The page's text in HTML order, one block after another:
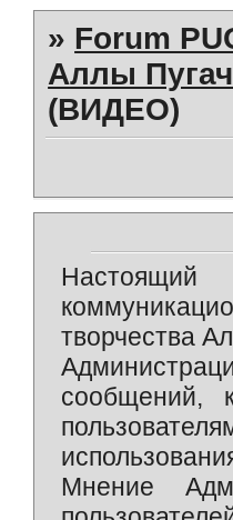
» Forum
Аллы
(ВИДЕО)
творчества
сообщений,
Мнение